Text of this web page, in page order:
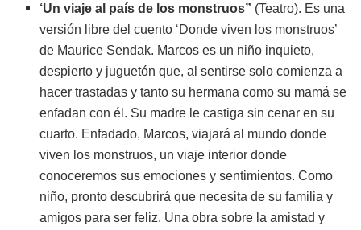
‘Un viaje al país de los monstruos” (Teatro). Es una
versión libre del cuento ‘Donde viven los monstruos’
de Maurice Sendak. Marcos es un niño inquieto,
despierto y juguetón que, al sentirse solo comienza a
hacer trastadas y tanto su hermana como su mamá se
enfadan con él. Su madre le castiga sin cenar en su
cuarto. Enfadado, Marcos, viajará al mundo donde
viven los monstruos, un viaje interior donde
conoceremos sus emociones y sentimientos. Como
niño, pronto descubrirá que necesita de su familia y
amigos para ser feliz. Una obra sobre la amistad y